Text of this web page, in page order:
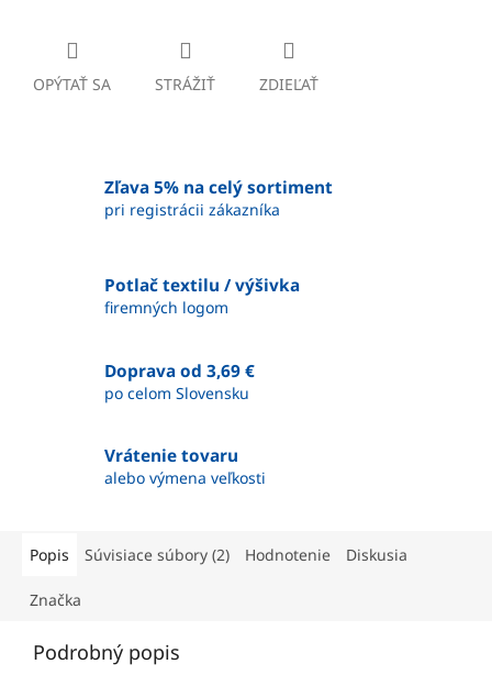
OPÝTAŤ SA STRÁŽIŤ ZDIEĽAŤ
Zľava 5% na celý sortiment
pri registrácii zákazníka
Potlač textilu / výšivka
firemných logom
Doprava od 3,69 €
po celom Slovensku
Vrátenie tovaru
alebo výmena veľkosti
Popis Súvisiace súbory (2) Hodnotenie Diskusia
Značka
Podrobný popis